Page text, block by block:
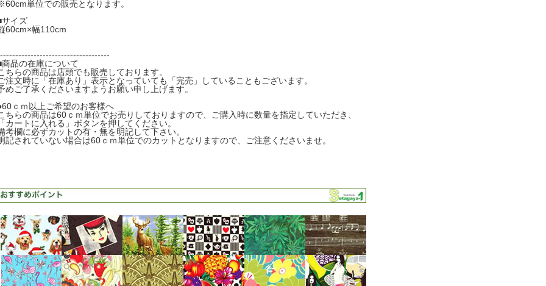
単位での販売となります。
イズ
60cm×幅110cm
品の在庫について
ちらの商品は店頭でも販売しております。
注文時に「在庫あり」表示となっていても「完売」していることもございます。
めご了承くださいますようお願い申し上げます。
ｃｍ以上ご希望のお客様へ
ちらの商品は60ｃｍ単位でお売りしておりますので、ご購入時に数量を指定していただき、
カートに入れる」ボタンを押してください。
考欄に必ずカットの有・無を明記して下さい。
記されていない場合は60ｃｍ単位でのカットとなりますので、ご注意くださいませ。